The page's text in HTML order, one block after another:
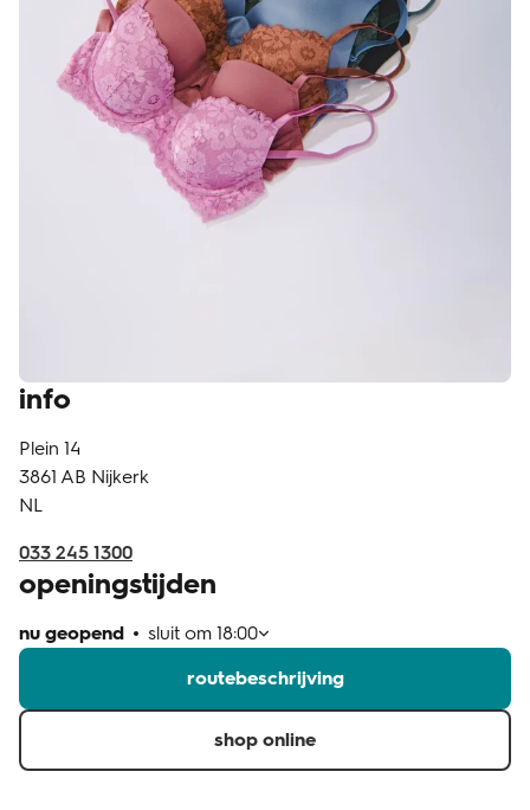
klantenservice
info
Plein 14
3861 AB Nijkerk
NL
033 245 1300
openingstijden
nu geopend sluit om 18:00
routebeschrijving
shop online